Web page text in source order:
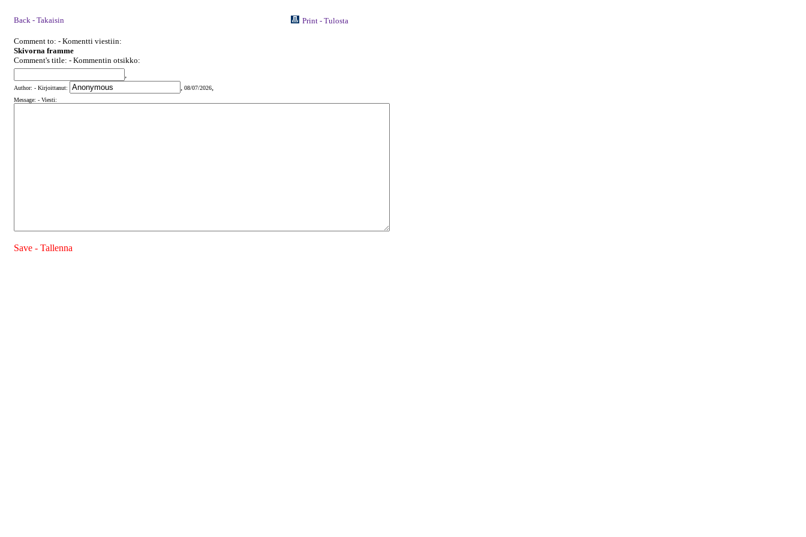
Back - Takaisin Print - Tulosta
Comment to: - Komentti viestiin:
Skivorna framme
Comment's title: - Kommentin otsikko:
,
Author: - Kirjoittanut: , 08/07/2026,
Message: - Viesti:
Save - Tallenna